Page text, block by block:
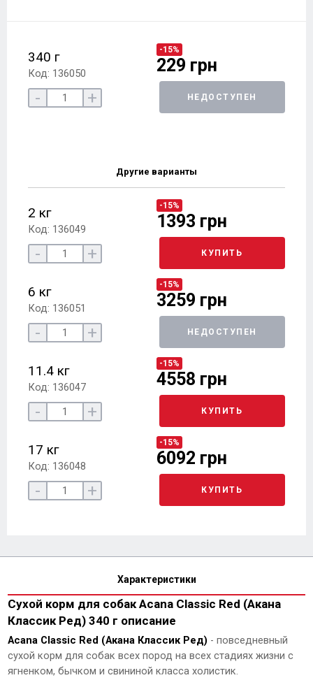
340 г
Код: 136050
-15%
229 грн
- + НЕДОСТУПЕН
Другие варианты
2 кг
Код: 136049
-15%
1393 грн
- + КУПИТЬ
6 кг
Код: 136051
-15%
3259 грн
- + НЕДОСТУПЕН
11.4 кг
Код: 136047
-15%
4558 грн
- + КУПИТЬ
17 кг
Код: 136048
-15%
6092 грн
- + КУПИТЬ
Характеристики
Сухой корм для собак Acana Classic Red (Акана
Классик Ред) 340 г описание
Acana Classic Red (Акана Классик Ред) - повседневный
сухой корм для собак всех пород на всех стадиях жизни с
ягненком, бычком и свининой класса холистик.